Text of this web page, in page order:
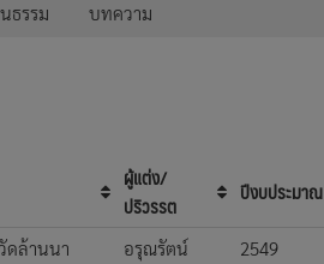
ธรรม บทความ
ผู้แต่ง/
ปริวรรต
ปีงบประมาณ
ดล้านนา
อรุณรัตน์
2549